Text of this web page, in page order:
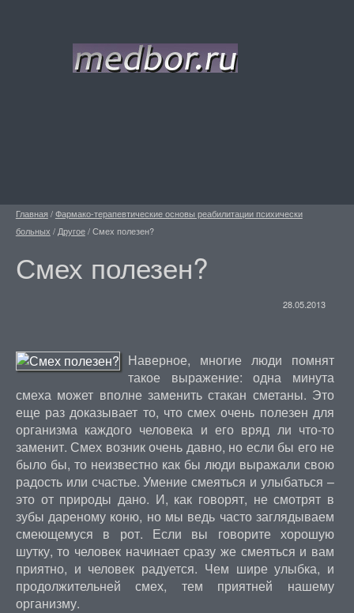
Главная /Фармако-терапевтические основы реабилитации психически
больных / Другое/Смех полезен?
Смех полезен?
28.05.2013
Наверное, многие люди помнят
такое выражение: одна минута
смеха может вполне заменить стакан сметаны. Это
еще раз доказывает то, что смех очень полезен для
организма каждого человека и его вряд ли что-то
заменит. Смех возник очень давно, но если бы его не
было бы, то неизвестно как бы люди выражали свою
радость или счастье. Умение смеяться и улыбаться –
это от природы дано. И, как говорят, не смотрят в
зубы дареному коню, но мы ведь часто заглядываем
смеющемуся в рот. Если вы говорите хорошую
шутку, то человек начинает сразу же смеяться и вам
приятно, и человек радуется. Чем шире улыбка, и
продолжительней смех, тем приятней нашему
организму.